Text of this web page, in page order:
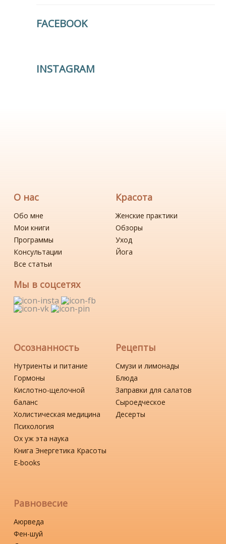
FACEBOOK
INSTAGRAM
О нас
Обо мне
Мои книги
Программы
Консультации
Все статьи
Мы в соцсетях
Красота
Женские практики
Обзоры
Уход
Йога
Осознанность
Нутриенты и питание
Гормоны
Кислотно-щелочной
баланс
Холистическая медицина
Психология
Ох уж эта наука
Книга Энергетика Красоты
Е-books
Рецепты
Смузи и лимонады
Блюда
Заправки для салатов
Сыроедческое
Десерты
Равновесие
Аюрведа
Фен-шуй